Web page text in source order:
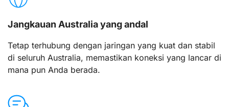
Jangkauan Australia yang andal
Tetap terhubung dengan jaringan yang kuat dan stabil
di seluruh Australia, memastikan koneksi yang lancar di
mana pun Anda berada.